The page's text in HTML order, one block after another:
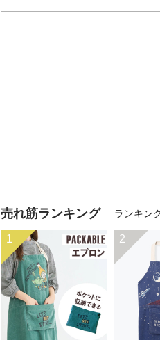
売れ筋ランキング ランキン
1 2